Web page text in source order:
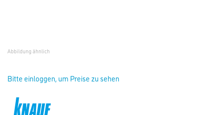
Abbildung ähnlich
Bitte einloggen, um Preise zu sehen